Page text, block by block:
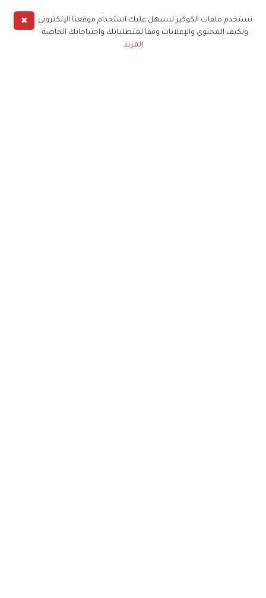
ماجد المهندس مشاهير ✖
نستخدم ملفات الكوكيز لنسهل عليك استخدام موقعنا الإلكتروني
ونكيف المحتوى والإعلانات وفقا لمتطلباتك واحتياجاتك الخاصة
المزيد